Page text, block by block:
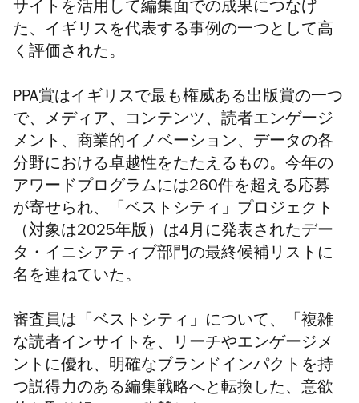
サイトを活用して編集面での成果につなげ
た、イギリスを代表する事例の一つとして高
く評価された。
PPA賞はイギリスで最も権威ある出版賞の一つ
で、メディア、コンテンツ、読者エンゲージ
メント、商業的イノベーション、データの各
分野における卓越性をたたえるもの。今年の
アワードプログラムには260件を超える応募
が寄せられ、「ベストシティ」プロジェクト
（対象は2025年版） は4月に発表されたデー
タ・イニシアティブ部門の最終候補リストに
名を連ねていた。
審査員は「ベストシティ」について、「複雑
な読者インサイトを、リーチやエンゲージメ
ントに優れ、明確なブランドインパクトを持
つ説得力のある編集戦略へと転換した、意欲